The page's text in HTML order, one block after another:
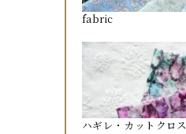
fabric
ハギレ・カットクロス